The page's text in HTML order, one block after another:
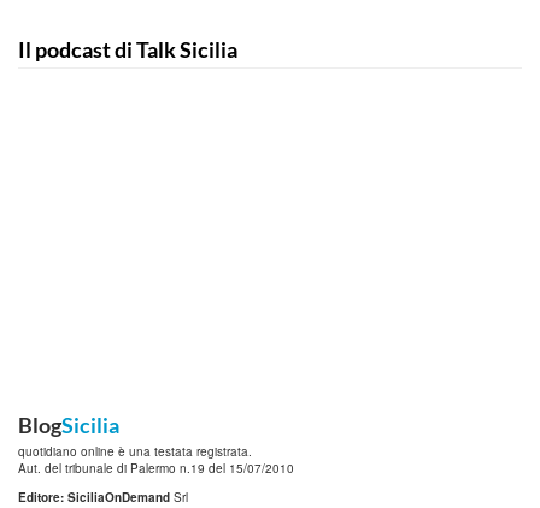
Il podcast di Talk Sicilia
BlogSicilia
quotidiano online è una testata registrata.
Aut. del tribunale di Palermo n.19 del 15/07/2010
Editore: SiciliaOnDemand Srl